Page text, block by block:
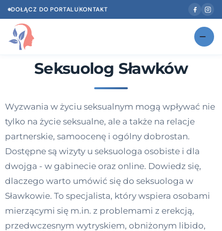
DOŁĄCZ DO PORTALUKONTAKT
Znajdź swojego specjalistę NOWOŚĆ
Według specjalizacji
Diagnozy psychologiczne
Testy psychologiczne
Dawka wiedzy
Dla specjalistów
Seksuolog Sławków
Wyzwania w życiu seksualnym mogą wpływać nie
tylko na życie seksualne, ale a także na relacje
partnerskie, samoocenę i ogólny dobrostan.
Dostępne są wizyty u seksuologa osobiste i dla
dwojga - w gabinecie oraz online. Dowiedz się,
dlaczego warto umówić się do seksuologa w
Sławkowie. To specjalista, który wspiera osobami
mierzącymi się m.in. z problemami z erekcją,
przedwczesnym wytryskiem, obniżonym libido,